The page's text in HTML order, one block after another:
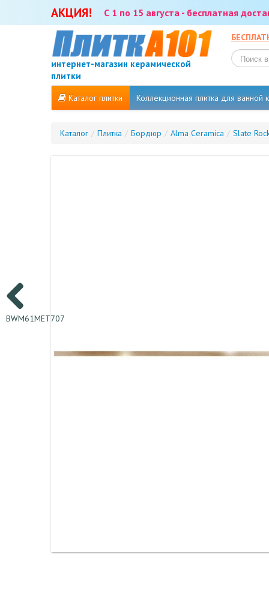
АКЦИЯ! С 1 по 15 августа - бесплатная
интернет-магазин керамической
плитки
Каталог плитки Коллекционная плитка для ванной
Каталог / Плитка / Бордюр / Alma Ceramica / Slate
BWM61MET707